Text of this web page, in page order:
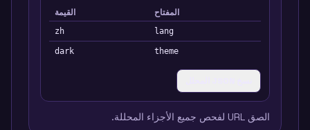
المفتاح
القيمة
lang
zh
theme
dark
الصق URL لفحص جميع الأجزاء المحللة.